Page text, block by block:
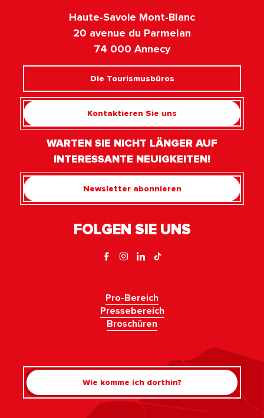
Haute-Savoie Mont-Blanc
20 avenue du Parmelan
74 000 Annecy
Die Tourismusbüros
Kontaktieren Sie uns
WARTEN SIE NICHT LÄNGER AUF
INTERESSANTE NEUIGKEITEN!
Newsletter abonnieren
FOLGEN SIE UNS
Pro-Bereich
Pressebereich
Broschüren
Wie komme ich dorthin?